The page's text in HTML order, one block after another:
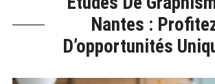
Nantes :
D’opportunités